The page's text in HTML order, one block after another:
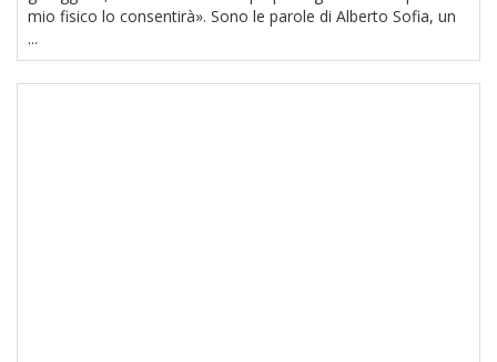
mio fisico lo consentirà». Sono le parole di Alberto Sofia, un
...